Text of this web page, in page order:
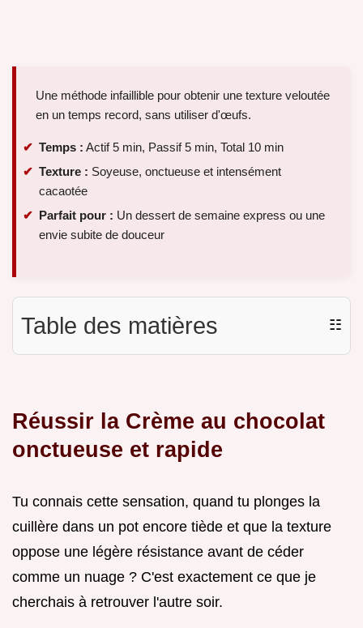
Une méthode infaillible pour obtenir une texture veloutée
en un temps record, sans utiliser d'œufs.
Temps : Actif 5 min, Passif 5 min, Total 10 min
Texture : Soyeuse, onctueuse et intensément
cacaotée
Parfait pour : Un dessert de semaine express ou une
envie subite de douceur
Table des matières ☷
Réussir la Crème au chocolat
onctueuse et rapide
Tu connais cette sensation, quand tu plonges la
cuillère dans un pot encore tiède et que la texture
oppose une légère résistance avant de céder
comme un nuage ? C'est exactement ce que je
cherchais à retrouver l'autre soir.